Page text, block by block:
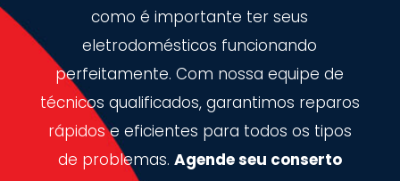
como é importante ter seus
eletrodomésticos funcionando
perfeitamente. Com nossa equipe de
técnicos qualificados, garantimos reparos
rápidos e eficientes para todos os tipos
de problemas. Agende seu conserto